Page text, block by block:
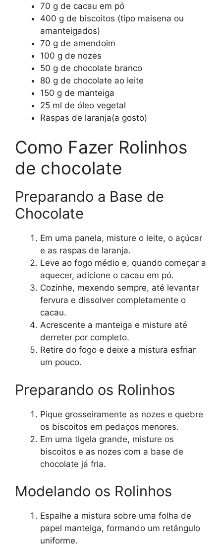
70 g de cacau em pó
400 g de biscoitos (tipo maisena ou
amanteigados)
70 g de amendoim
100 g de nozes
50 g de chocolate branco
80 g de chocolate ao leite
150 g de manteiga
25 ml de óleo vegetal
Raspas de laranja(a gosto)
Como Fazer Rolinhos
de chocolate
Preparando a Base de
Chocolate
Em uma panela, misture o leite, o açúcar
e as raspas de laranja.
Leve ao fogo médio e, quando começar a
aquecer, adicione o cacau em pó.
Cozinhe, mexendo sempre, até levantar
fervura e dissolver completamente o
cacau.
Acrescente a manteiga e misture até
derreter por completo.
Retire do fogo e deixe a mistura esfriar
um pouco.
Preparando os Rolinhos
Pique grosseiramente as nozes e quebre
os biscoitos em pedaços menores.
Em uma tigela grande, misture os
biscoitos e as nozes com a base de
chocolate já fria.
Modelando os Rolinhos
Espalhe a mistura sobre uma folha de
papel manteiga, formando um retângulo
uniforme.